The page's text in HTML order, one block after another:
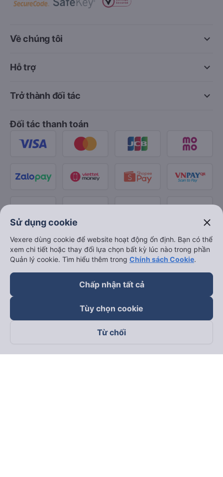
keyboard_arrow_down
Về chúng tôi
keyboard_arrow_down
Hỗ trợ
keyboard_arrow_down
Trở thành đối tác
Đối tác thanh toán
Theo dõi chúng tôi trên
Sử dụng cookie close
Vexere dùng cookie để website hoạt động ổn định. Bạn có thể
xem chi tiết hoặc thay đổi lựa chọn bất kỳ lúc nào trong phần
Quản lý cookie. Tìm hiểu thêm trong Chính sách Cookie.
Chấp nhận tất cả
Tùy chọn cookie
Từ chối